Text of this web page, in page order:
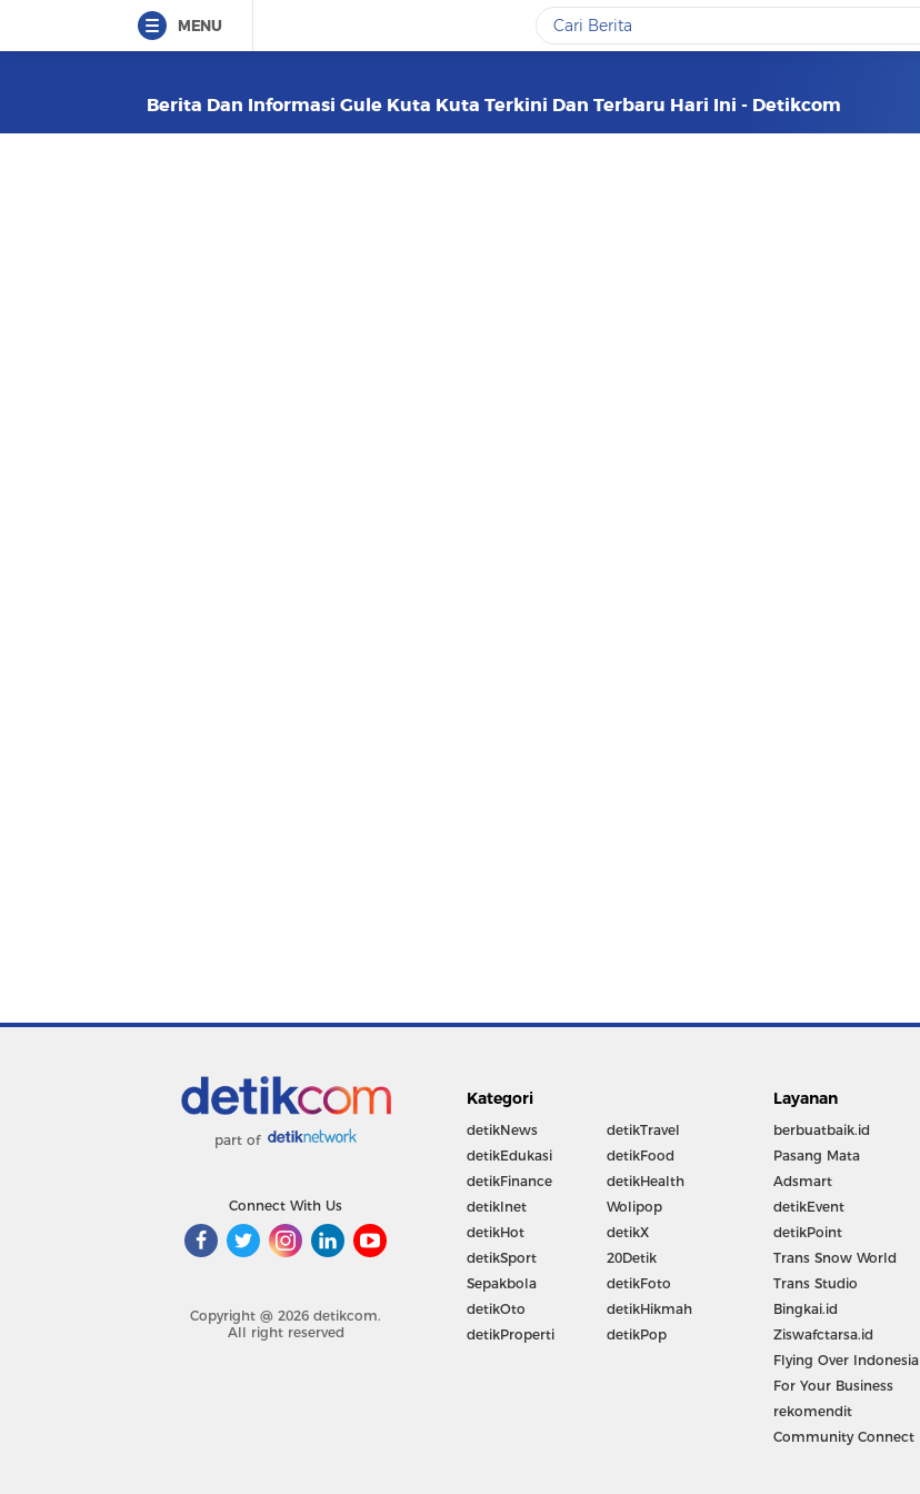
MENU
Berita Dan Informasi Gule Kuta Kuta Terkini Dan Terbaru Hari Ini - Detikcom
part of
Connect With Us
Copyright @ 2026 detikcom.
All right reserved
Kategori
detikNews
detikEdukasi
detikFinance
detikInet
detikHot
detikSport
Sepakbola
detikOto
detikProperti
detikTravel
detikFood
detikHealth
Wolipop
detikX
20Detik
detikFoto
detikHikmah
detikPop
Layanan
berbuatbaik.id
Pasang Mata
Adsmart
detikEvent
detikPoint
Trans Snow World
Trans Studio
Bingkai.id
Ziswafctarsa.id
Flying Over Indonesia
For Your Business
rekomendit
Community Connect